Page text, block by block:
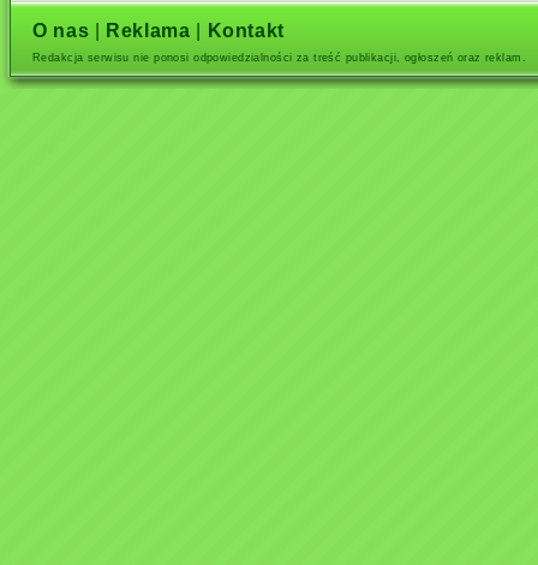
O nas Reklama Kontakt
Redakcja serwisu nie ponosi odpowiedzialności za treść publikacji, ogłoszeń oraz reklam.